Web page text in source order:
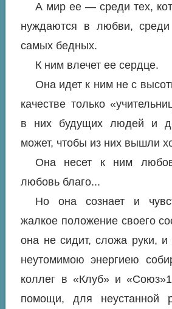
А мир ее — среди тех,
нуждаются в любви,
самых бедных.
К ним влечет ее сердце.
Она идет к ним не с
качестве только
в них будущих людей и
может, чтобы из них вышли
Она несет к ним
любовь благо...
Но она сознает и
жалкое положение своего
она не сидит, сложа руки,
неутомимою энергиею
коллег в «Клуб» и
помощи, для неустанной